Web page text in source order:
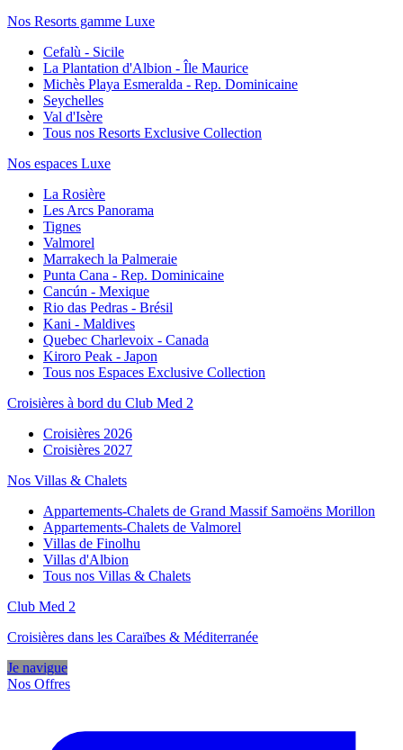
Nos Resorts gamme Luxe
Cefalù - Sicile
La Plantation d'Albion - Île Maurice
Michès Playa Esmeralda - Rep. Dominicaine
Seychelles
Val d'Isère
Tous nos Resorts Exclusive Collection
Nos espaces Luxe
La Rosière
Les Arcs Panorama
Tignes
Valmorel
Marrakech la Palmeraie
Punta Cana - Rep. Dominicaine
Cancún - Mexique
Rio das Pedras - Brésil
Kani - Maldives
Quebec Charlevoix - Canada
Kiroro Peak - Japon
Tous nos Espaces Exclusive Collection
Croisières à bord du Club Med 2
Croisières 2026
Croisières 2027
Nos Villas & Chalets
Appartements-Chalets de Grand Massif Samoëns Morillon
Appartements-Chalets de Valmorel
Villas de Finolhu
Villas d'Albion
Tous nos Villas & Chalets
Club Med 2
Croisières dans les Caraïbes & Méditerranée
Je navigue
Nos Offres